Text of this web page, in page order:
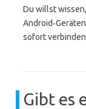
Du willst
sofort
Gibt es